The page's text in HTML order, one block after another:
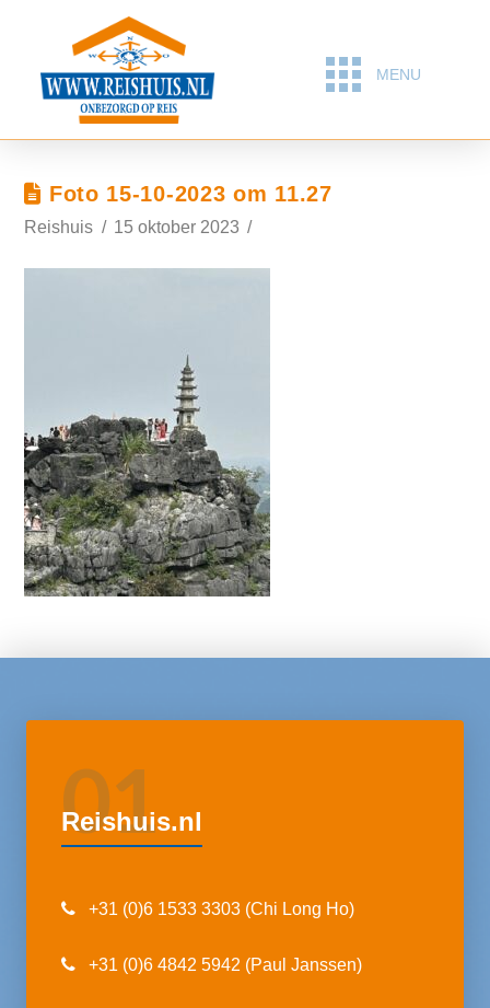
MENU
Foto 15-10-2023 om 11.27
Reishuis 15 oktober 2023
01
Reishuis.nl
+31 (0)6 1533 3303 (Chi Long Ho)
+31 (0)6 4842 5942 (Paul Janssen)